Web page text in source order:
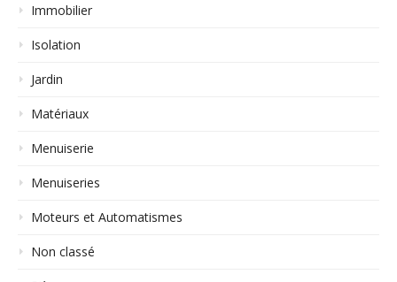
Immobilier
Isolation
Jardin
Matériaux
Menuiserie
Menuiseries
Moteurs et Automatismes
Non classé